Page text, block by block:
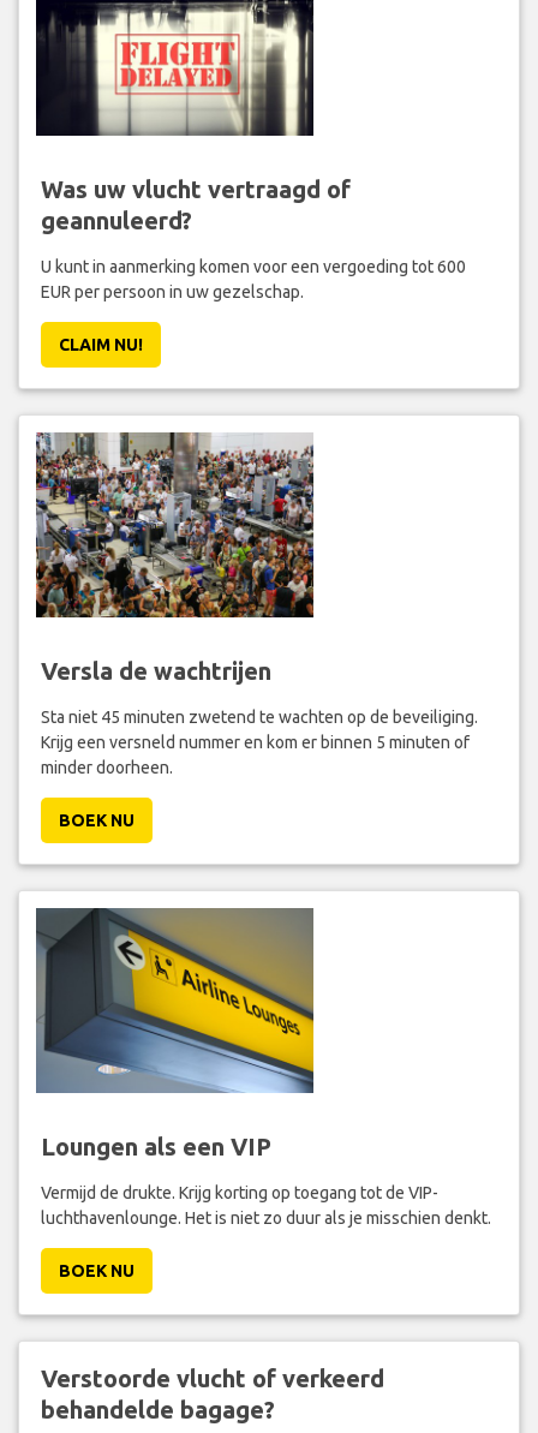
Was uw vlucht vertraagd of
geannuleerd?
U kunt in aanmerking komen voor een vergoeding tot 600
EUR per persoon in uw gezelschap.
CLAIM NU!
Versla de wachtrijen
Sta niet 45 minuten zwetend te wachten op de beveiliging.
Krijg een versneld nummer en kom er binnen 5 minuten of
minder doorheen.
BOEK NU
Loungen als een VIP
Vermijd de drukte. Krijg korting op toegang tot de VIP-
luchthavenlounge. Het is niet zo duur als je misschien denkt.
BOEK NU
Verstoorde vlucht of verkeerd
behandelde bagage?